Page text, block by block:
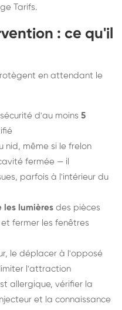
Tarifs.
: ce qu'il
en attendant le
d'au moins 5
nid, même si le frelon
fermée — il
parfois à l'intérieur du
les lumières des pièces
fermer les fenêtres
le déplacer à l'opposé
l'attraction
allergique, vérifier la
et la connaissance